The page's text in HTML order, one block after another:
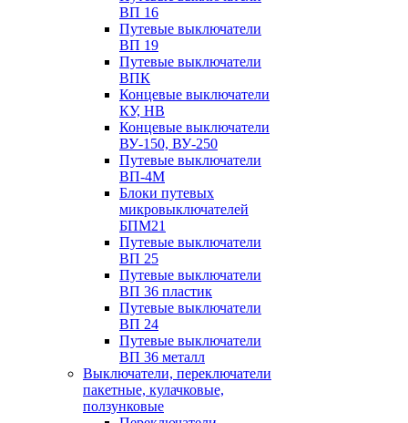
ВП 16
Путевые выключатели
ВП 19
Путевые выключатели
ВПК
Концевые выключатели
КУ, НВ
Концевые выключатели
ВУ-150, ВУ-250
Путевые выключатели
ВП-4М
Блоки путевых
микровыключателей
БПМ21
Путевые выключатели
ВП 25
Путевые выключатели
ВП 36 пластик
Путевые выключатели
ВП 24
Путевые выключатели
ВП 36 металл
Выключатели, переключатели
пакетные, кулачковые,
ползунковые